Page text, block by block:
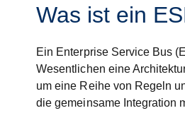
Was ist ein
Ein Enterprise Service Bus
Wesentlichen eine
um eine Reihe von Regeln
die gemeinsame Integration